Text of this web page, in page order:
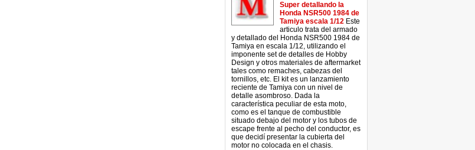
Super detallando la
Honda NSR500 1984 de
Tamiya escala 1/12 Este
articulo trata del armado
y detallado del Honda NSR500 1984 de
Tamiya en escala 1/12, utilizando el
imponente set de detalles de Hobby
Design y otros materiales de aftermarket
tales como remaches, cabezas del
tornillos, etc. El kit es un lanzamiento
reciente de Tamiya con un nivel de
detalle asombroso. Dada la
característica peculiar de esta moto,
como es el tanque de combustible
situado debajo del motor y los tubos de
escape frente al pecho del conductor, es
que decidí presentar la cubierta del
motor no colocada en el chasis.